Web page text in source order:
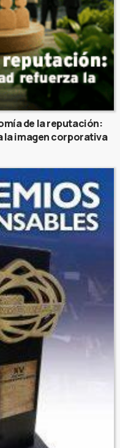
de la reputación:
la imagen corporativa